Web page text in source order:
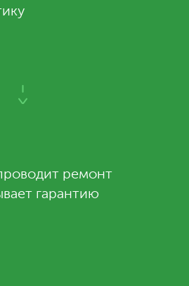
ремонт
гарантию